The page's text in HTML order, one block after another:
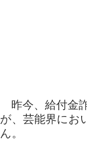
昨今、給付金
が、芸能界にお
ん。